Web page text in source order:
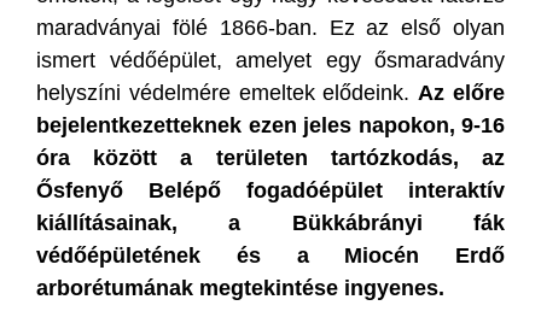
maradványai fölé 1866-ban. Ez az első olyan
ismert védőépület, amelyet egy ősmaradvány
helyszíni védelmére emeltek elődeink.Az előre
bejelentkezetteknek ezen jeles napokon, 9-16
óra között a területen tartózkodás, az
Ősfenyő Belépő fogadóépület interaktív
kiállításainak, a Bükkábrányi fák
védőépületének és a Miocén Erdő
arborétumának megtekintése ingyenes.